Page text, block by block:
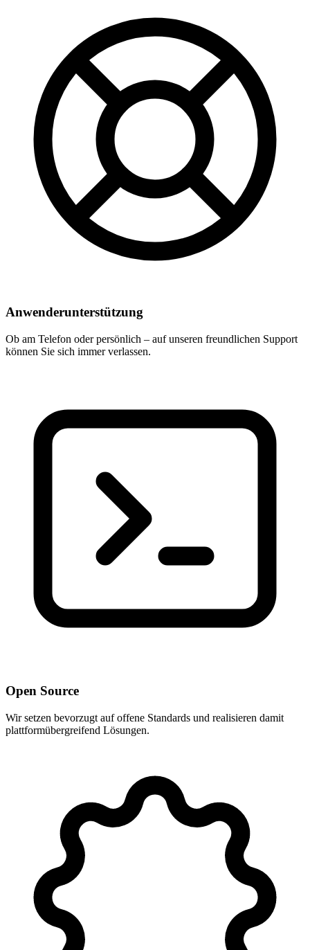
Anwenderunterstützung
Ob am Telefon oder persönlich – auf unseren freundlichen Support
können Sie sich immer verlassen.
Open Source
Wir setzen bevorzugt auf offene Standards und realisieren damit
plattformübergreifend Lösungen.